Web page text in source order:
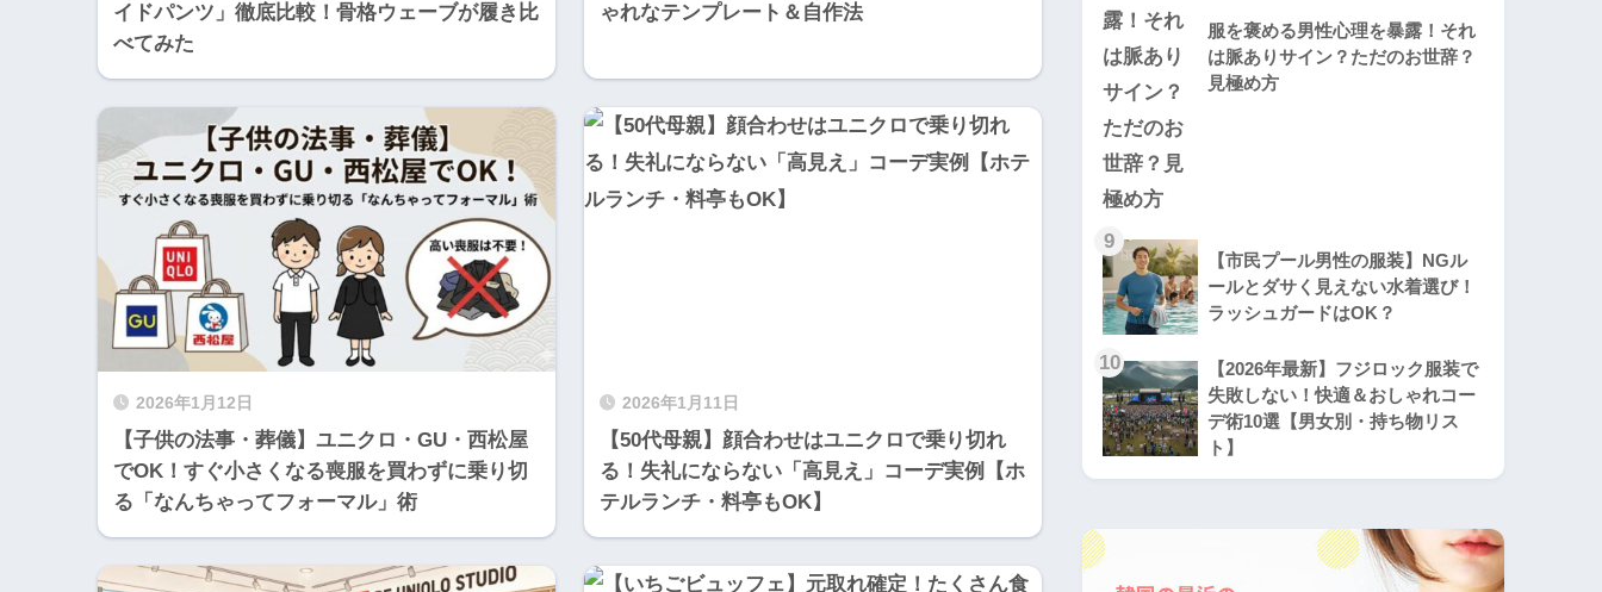
イドパンツ」徹底比較！骨格ウェーブが履き比
べてみた
ゃれなテンプレート＆自作法
2026年1月12日
【子供の法事・葬儀】ユニクロ・GU・西松屋
でOK！すぐ小さくなる喪服を買わずに乗り切
る「なんちゃってフォーマル」術
2026年1月11日
【50代母親】顔合わせはユニクロで乗り切れ
る！失礼にならない「高見え」コーデ実例【ホ
テルランチ・料亭もOK】
服を褒める男性心理を暴露！それ
は脈ありサイン？ただのお世辞？
見極め方
9
【市民プール男性の服装】NGル
ールとダサく見えない水着選び！
ラッシュガードはOK？
10
【2026年最新】フジロック服装で
失敗しない！快適＆おしゃれコー
デ術10選【男女別・持ち物リス
ト】